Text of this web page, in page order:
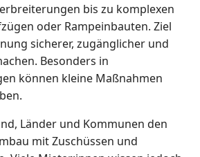
bis zu komplexen
oder Rampeinbauten. Ziel
sicherer, zugänglicher und
Besonders in
können kleine Maßnahmen
Länder und Kommunen den
mit Zuschüssen und